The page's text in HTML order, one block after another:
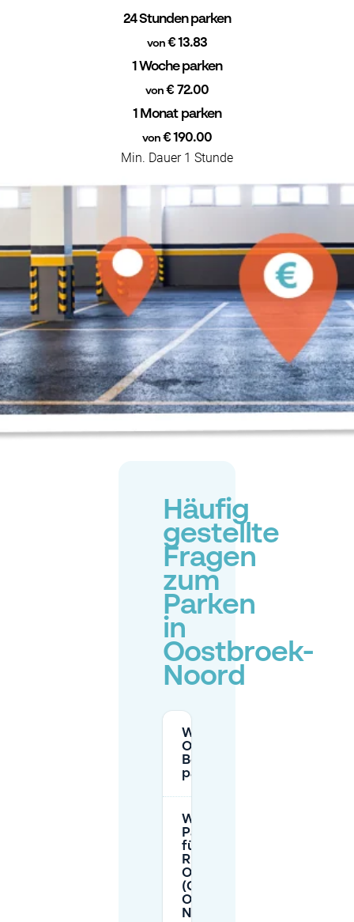
24 Stunden parken
von€ 13.83
1 Woche parken
von € 72.00
1 Monat parken
von€ 190.00
Min. Dauer 1 Stunde
Häufig
gestellte
Fragen
zum
Parken
in
Oostbroek-
Noord
Wo kann ich in
Oostbroek-Noord ohne
Bewohnerparkausweis
parken?
Wie sind die
Parkzeiten
für die Zone
Rustenburg–
Oostbroek
(Gebiet
Oostbroek-
Noord)?